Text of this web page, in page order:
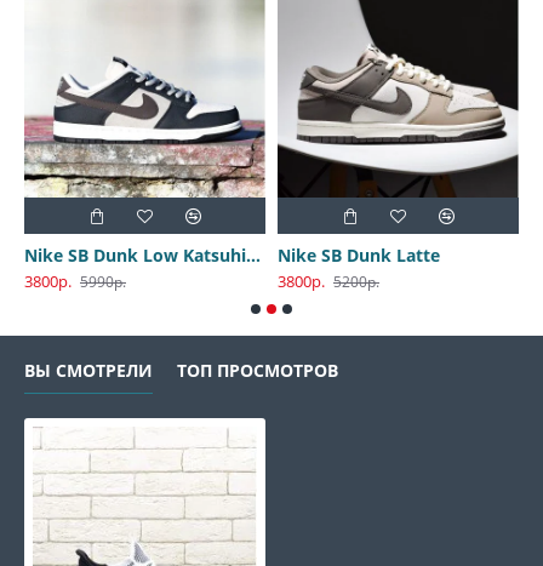
Nike SB Dunk Low Katsuhiro Otomo
3800р. 5990р.
Nike SB Dunk Latte
3800р. 5200р.
ВЫ СМОТРЕЛИ ТОП ПРОСМОТРОВ